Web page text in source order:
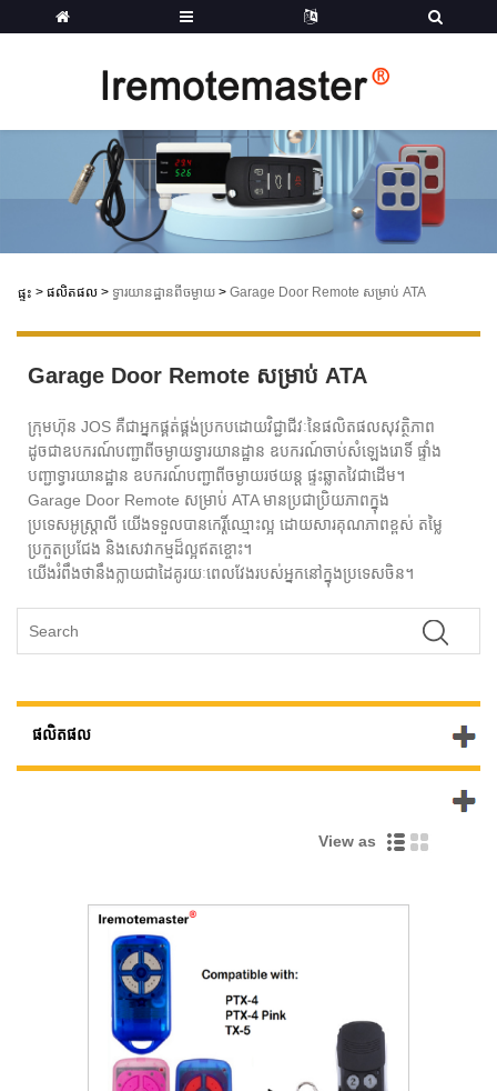
ផ្ទះ > ផលិតផល > ទ្វារយានដ្ឋានពីចម្ងាយ > Garage Door Remote សម្រាប់ ATA
Garage Door Remote សម្រាប់ ATA
ក្រុមហ៊ុន JOS គឺជាអ្នកផ្គត់ផ្គង់ប្រកបដោយវិជ្ជាជីវៈនៃផលិតផលសុវត្ថិភាព
ដូចជាឧបករណ៍បញ្ជាពីចម្ងាយទ្វារយានដ្ឋាន ឧបករណ៍ចាប់សំឡេងរោទិ៍ ផ្ទាំង
បញ្ជាទ្វារយានដ្ឋាន ឧបករណ៍បញ្ជាពីចម្ងាយរថយន្ត ផ្ទះឆ្លាតវៃជាដើម។
Garage Door Remote សម្រាប់ ATA មានប្រជាប្រិយភាពក្នុង
ប្រទេសអូស្ត្រាលី យើងទទួលបានកេរ្តិ៍ឈ្មោះល្អ ដោយសារគុណភាពខ្ពស់ តម្លៃ
ប្រកួតប្រជែង និងសេវាកម្មដ៏ល្អឥតខ្ចោះ។
យើងរំពឹងថានឹងក្លាយជាដៃគូរយៈពេលវែងរបស់អ្នកនៅក្នុងប្រទេសចិន។
ផលិតផល
View as